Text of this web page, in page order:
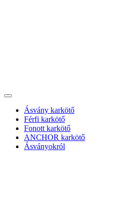
Ásvány karkötő
Férfi karkötő
Fonott karkötő
ANCHOR karkötő
Ásványokról